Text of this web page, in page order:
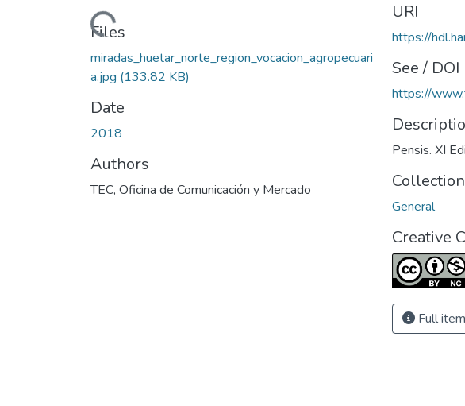
Loading...
Files
miradas_huetar_norte_region_vocacion_agropecuari
a.jpg (133.82 KB)
Date
2018
Authors
TEC, Oficina de Comunicación y Mercado
URI
https://
See / DOI
https://
Pensis. XI
General
Creative
Full